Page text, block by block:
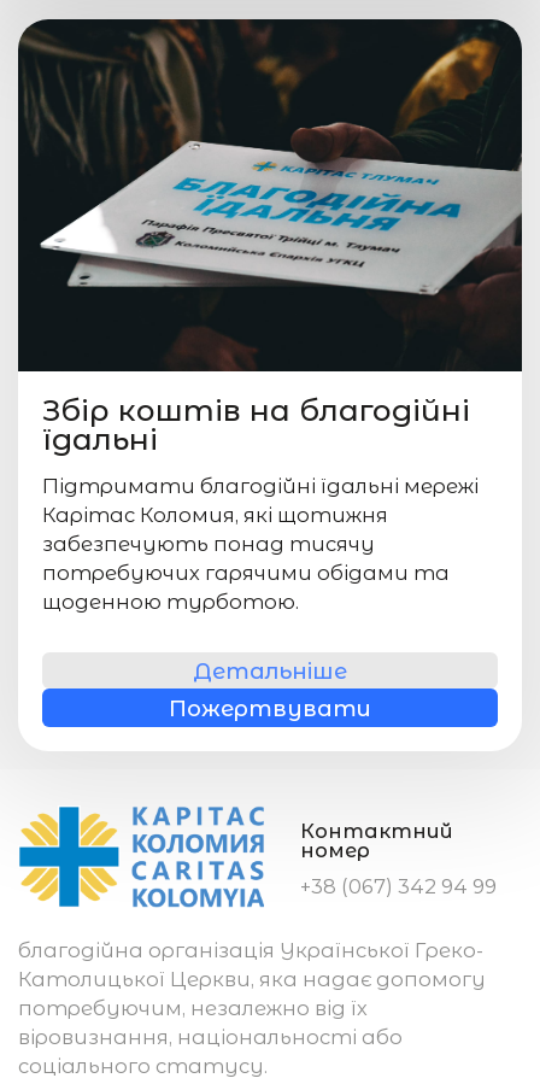
Збір коштів на благодійні
їдальні
Підтримати благодійні їдальні мережі
Карітас Коломия, які щотижня
забезпечують понад тисячу
потребуючих гарячими обідами та
щоденною турботою.
Детальніше
Пожертвувати
Контактний
номер
+38 (067) 342 94 99
благодійна організація Української Греко-
Католицької Церкви, яка надає допомогу
потребуючим, незалежно від їх
віровизнання, національності або
соціального статусу.